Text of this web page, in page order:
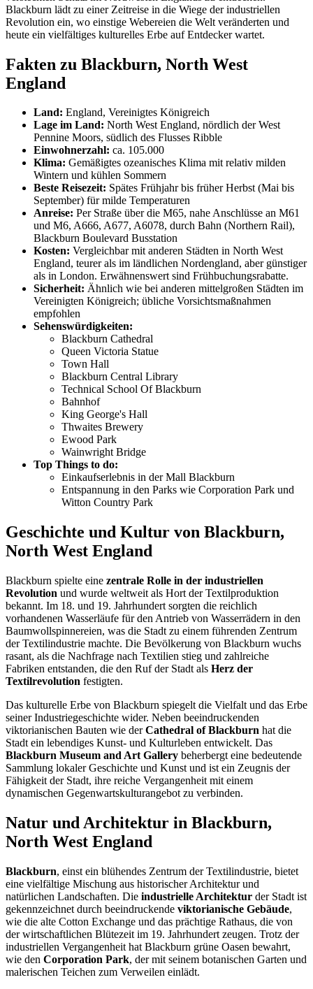
Blackburn lädt zu einer Zeitreise in die Wiege der industriellen
Revolution ein, wo einstige Webereien die Welt veränderten und
heute ein vielfältiges kulturelles Erbe auf Entdecker wartet.
Fakten zu Blackburn, North West
England
Land: England, Vereinigtes Königreich
Lage im Land: North West England, nördlich der West
Pennine Moors, südlich des Flusses Ribble
Einwohnerzahl: ca. 105.000
Klima: Gemäßigtes ozeanisches Klima mit relativ milden
Wintern und kühlen Sommern
Beste Reisezeit: Spätes Frühjahr bis früher Herbst (Mai bis
September) für milde Temperaturen
Anreise: Per Straße über die M65, nahe Anschlüsse an M61
und M6, A666, A677, A6078, durch Bahn (Northern Rail),
Blackburn Boulevard Busstation
Kosten: Vergleichbar mit anderen Städten in North West
England, teurer als im ländlichen Nordengland, aber günstiger
als in London. Erwähnenswert sind Frühbuchungsrabatte.
Sicherheit: Ähnlich wie bei anderen mittelgroßen Städten im
Vereinigten Königreich; übliche Vorsichtsmaßnahmen
empfohlen
Sehenswürdigkeiten:
Blackburn Cathedral
Queen Victoria Statue
Town Hall
Blackburn Central Library
Technical School Of Blackburn
Bahnhof
King George's Hall
Thwaites Brewery
Ewood Park
Wainwright Bridge
Top Things to do:
Einkaufserlebnis in der Mall Blackburn
Entspannung in den Parks wie Corporation Park und
Witton Country Park
Geschichte und Kultur von Blackburn,
North West England
Blackburn spielte eine zentrale Rolle in der industriellen
Revolution und wurde weltweit als Hort der Textilproduktion
bekannt. Im 18. und 19. Jahrhundert sorgten die reichlich
vorhandenen Wasserläufe für den Antrieb von Wasserrädern in den
Baumwollspinnereien, was die Stadt zu einem führenden Zentrum
der Textilindustrie machte. Die Bevölkerung von Blackburn wuchs
rasant, als die Nachfrage nach Textilien stieg und zahlreiche
Fabriken entstanden, die den Ruf der Stadt als Herz der
Textilrevolution festigten.
Das kulturelle Erbe von Blackburn spiegelt die Vielfalt und das Erbe
seiner Industriegeschichte wider. Neben beeindruckenden
viktorianischen Bauten wie derCathedral of Blackburn hat die
Stadt ein lebendiges Kunst- und Kulturleben entwickelt. Das
Blackburn Museum and Art Gallery beherbergt eine bedeutende
Sammlung lokaler Geschichte und Kunst und ist ein Zeugnis der
Fähigkeit der Stadt, ihre reiche Vergangenheit mit einem
dynamischen Gegenwartskulturangebot zu verbinden.
Natur und Architektur in Blackburn,
North West England
Blackburn, einst ein blühendes Zentrum der Textilindustrie, bietet
eine vielfältige Mischung aus historischer Architektur und
natürlichen Landschaften. Die industrielle Architektur der Stadt ist
gekennzeichnet durch beeindruckende viktorianische Gebäude,
wie die alte Cotton Exchange und das prächtige Rathaus, die von
der wirtschaftlichen Blütezeit im 19. Jahrhundert zeugen. Trotz der
industriellen Vergangenheit hat Blackburn grüne Oasen bewahrt,
wie den Corporation Park, der mit seinem botanischen Garten und
malerischen Teichen zum Verweilen einlädt.